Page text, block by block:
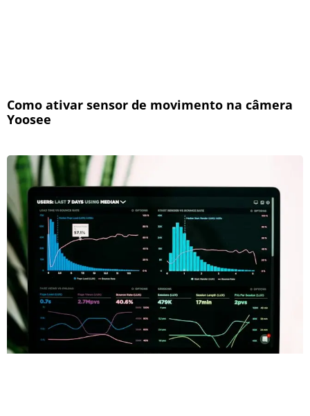
Como ativar sensor de movimento na câmera
Yoosee